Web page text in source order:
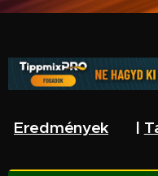
Eredmények 🔥 |